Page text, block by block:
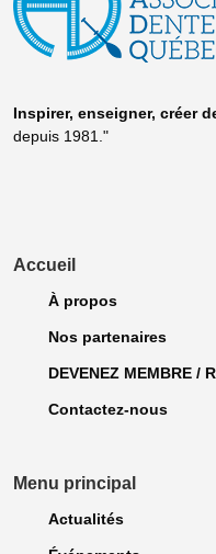
Inspirer, enseigner, créer
depuis 1981."
Accueil
À propos
Nos partenaires
DEVENEZ MEMBRE /
Contactez-nous
Menu principal
Actualités